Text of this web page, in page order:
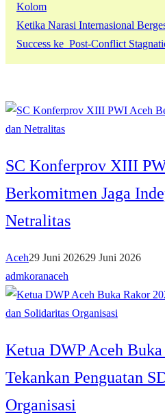
Kolom
Ketika Narasi Internasional
Success ke Post-Conflict
SC Konferprov XIII
Berkomitmen Jaga
Netralitas
Aceh29 Juni 202629 Juni 2026
admkoranaceh
Ketua DWP Aceh
Tekankan Penguatan
Organisasi